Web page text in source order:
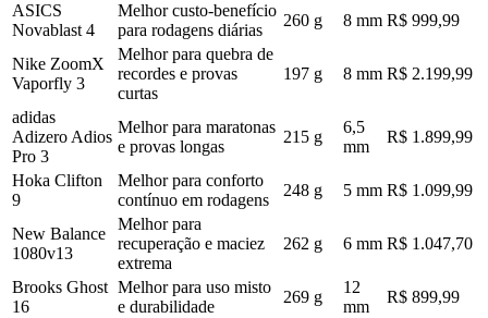
ASICS
Novablast 4
Melhor custo-benefício
para rodagens diárias
260 g 8 mm R$ 999,99
Nike ZoomX
Vaporfly 3
Melhor para quebra de
recordes e provas
curtas
197 g 8 mm R$ 2.199,99
adidas
Adizero Adios
Pro 3
Melhor para maratonas
e provas longas
215 g
6,5
mm
R$ 1.899,99
Hoka Clifton
9
Melhor para conforto
contínuo em rodagens
248 g 5 mm R$ 1.099,99
New Balance
1080v13
Melhor para
recuperação e maciez
extrema
262 g 6 mm R$ 1.047,70
Brooks Ghost
16
Melhor para uso misto
e durabilidade
269 g
12
mm
R$ 899,99